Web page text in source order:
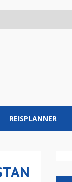
REISPLANNER